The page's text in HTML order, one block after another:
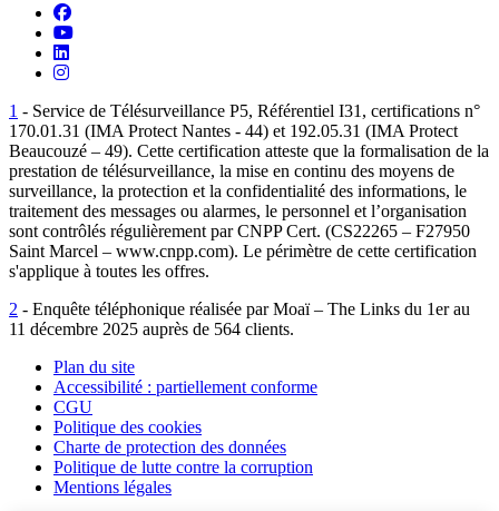
Suivez-nous sur Facebook
Retrouvez-nous sur YouTube
Suivez-nous sur LinkedIn
Suivez-nous sur Instagram
1 - Service de Télésurveillance P5, Référentiel I31, certifications n°
170.01.31 (IMA Protect Nantes - 44) et 192.05.31 (IMA Protect
Beaucouzé – 49). Cette certification atteste que la formalisation de la
prestation de télésurveillance, la mise en continu des moyens de
surveillance, la protection et la confidentialité des informations, le
traitement des messages ou alarmes, le personnel et l’organisation
sont contrôlés régulièrement par CNPP Cert. (CS22265 – F27950
Saint Marcel – www.cnpp.com). Le périmètre de cette certification
s'applique à toutes les offres.
2 - Enquête téléphonique réalisée par Moaï – The Links du 1er au
11 décembre 2025 auprès de 564 clients.
Plan du site
Accessibilité : partiellement conforme
CGU
Politique des cookies
Charte de protection des données
Politique de lutte contre la corruption
Mentions légales